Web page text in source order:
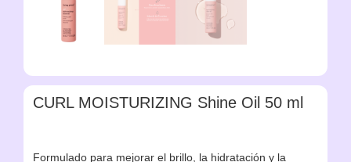
CURL MOISTURIZING Shine Oil 50 ml
Formulado para mejorar el brillo, la hidratación y la